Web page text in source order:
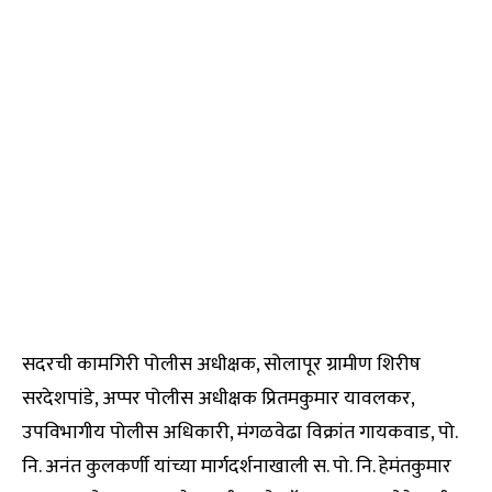
सदरची कामगिरी पोलीस अधीक्षक, सोलापूर ग्रामीण शिरीष
सरदेशपांडे, अप्पर पोलीस अधीक्षक प्रितमकुमार यावलकर,
उपविभागीय पोलीस अधिकारी, मंगळवेढा विक्रांत गायकवाड, पो.
नि. अनंत कुलकर्णी यांच्या मार्गदर्शनाखाली स. पो. नि. हेमंतकुमार